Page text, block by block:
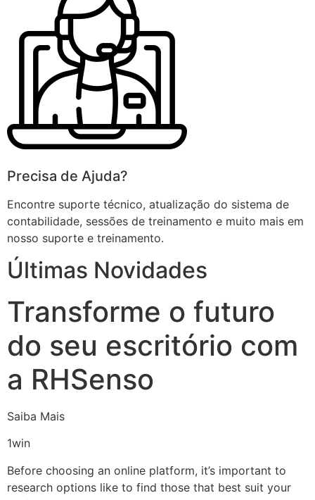
Precisa de Ajuda?
Encontre suporte técnico, atualização do sistema de
contabilidade, sessões de treinamento e muito mais em
nosso suporte e treinamento.
Últimas Novidades
Transforme o futuro
do seu escritório com
a RHSenso
Saiba Mais
1win
Before choosing an online platform, it’s important to
research options like to find those that best suit your